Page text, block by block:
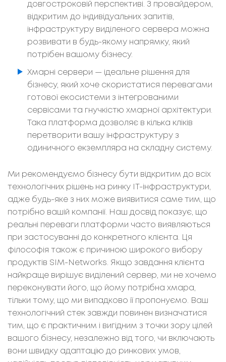
довгостроковій перспективі. З провайдером,
відкритим до індивідуальних запитів,
інфраструктуру виділеного сервера можна
розвивати в будь-якому напрямку, який
потрібен вашому бізнесу.
Хмарні сервери — ідеальне рішення для
бізнесу, який хоче скористатися перевагами
готової екосистеми з інтегрованими
сервісами та гнучкістю хмарної архітектури.
Така платформа дозволяє в кілька кліків
перетворити вашу інфраструктуру з
одиничного екземпляра на складну систему.
Ми рекомендуємо бізнесу бути відкритим до всіх
технологічних рішень на ринку ІТ-інфраструктури,
адже будь-яке з них може виявитися саме тим, що
потрібно вашій компанії. Наш досвід показує, що
реальні переваги платформи часто виявляються
при застосуванні до конкретного клієнта. Ця
філософія також є причиною широкого вибору
продуктів SIM-Networks. Якщо завдання клієнта
найкраще вирішує виділений сервер, ми не хочемо
переконувати його, що йому потрібна хмара,
тільки тому, що ми випадково її пропонуємо. Ваш
технологічний стек завжди повинен визначатися
тим, що є практичним і вигідним з точки зору цілей
вашого бізнесу, незалежно від того, чи включають
вони швидку адаптацію до ринкових умов,